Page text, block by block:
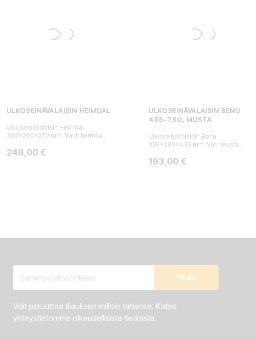
ULKOSEINÄVALAISIN HEIMDAL
Ulkoseinävalaisin Heimdal.
300x290x270 mm. Värit: harmaa...
Hinta
248,00 €
ULKOSEINÄVALAISIN BENU
435-750, MUSTA
Ulkoseinävalaisin Benu.
320x260x430 mm. Väri: musta....
Hinta
193,00 €
Voit peruuttaa tilauksen milloin tahansa. Katso
yhteystietomme oikeudellisista tiedoista.